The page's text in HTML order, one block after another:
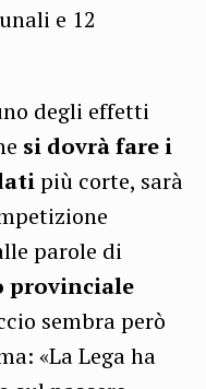
e 12
degli effetti
si dovrà fare i
più corte, sarà
parole di
provinciale
sembra però
«La Lega ha